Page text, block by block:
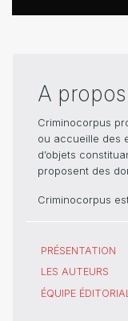
A propos
Criminocorpus
ou accueille des
d’objets
proposent des
Criminocorpus
PRÉSENTATION
LES AUTEURS
ÉQUIPE